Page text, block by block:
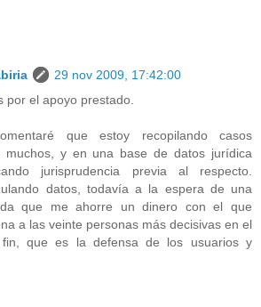
29 nov 2009, 17:42:00
por el apoyo prestado.
que estoy recopilando casos
muchos, y en una base de datos jurídica
jurisprudencia previa al respecto.
datos, todavía a la espera de una
que me ahorre un dinero con el que
a las veinte personas más decisivas en el
que es la defensa de los usuarios y